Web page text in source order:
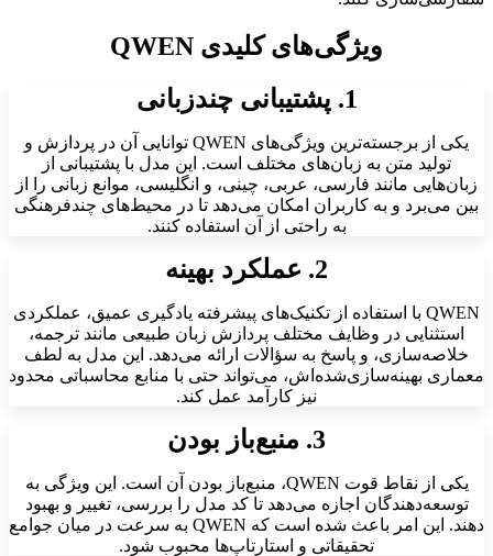
ویژگی‌های کلیدی QWEN
1. پشتیبانی چندزبانی
یکی از برجسته‌ترین ویژگی‌های QWEN توانایی آن در پردازش و
تولید متن به زبان‌های مختلف است. این مدل با پشتیبانی از
زبان‌هایی مانند فارسی، عربی، چینی، و انگلیسی، موانع زبانی را از
بین می‌برد و به کاربران امکان می‌دهد تا در محیط‌های چندفرهنگی
به راحتی از آن استفاده کنند.
2. عملکرد بهینه
QWEN با استفاده از تکنیک‌های پیشرفته یادگیری عمیق، عملکردی
استثنایی در وظایف مختلف پردازش زبان طبیعی مانند ترجمه،
خلاصه‌سازی، و پاسخ به سؤالات ارائه می‌دهد. این مدل به لطف
معماری بهینه‌سازی‌شده‌اش، می‌تواند حتی با منابع محاسباتی محدود
نیز کارآمد عمل کند.
3. منبع‌باز بودن
یکی از نقاط قوت QWEN، منبع‌باز بودن آن است. این ویژگی به
توسعه‌دهندگان اجازه می‌دهد تا کد مدل را بررسی، تغییر و بهبود
دهند. این امر باعث شده است که QWEN به سرعت در میان جوامع
تحقیقاتی و استارتاپ‌ها محبوب شود.